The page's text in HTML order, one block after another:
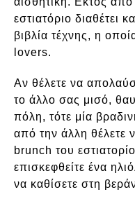
εστιατόριο διαθέτει
βιβλία τέχνης, η
lovers.
Αν θέλετε να
το άλλο σας μισό,
πόλη, τότε μία
από την άλλη θέλετε
brunch του
επισκεφθείτε ένα
να καθίσετε στη